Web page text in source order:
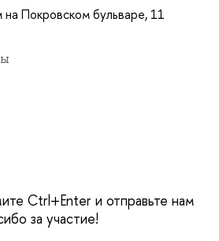
Покровском бульваре, 11
Ctrl+Enter и отправьте нам
за участие!